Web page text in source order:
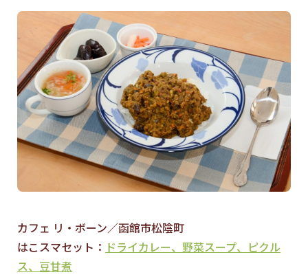
カフェ リ・ボーン／函館市松陰町
はこスマセット： ドライカレー、野菜スープ、ピクル
ス、豆甘煮